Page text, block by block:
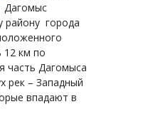
Дагомыс
району города
12 км по
часть Дагомыса
рек – Западный
впадают в